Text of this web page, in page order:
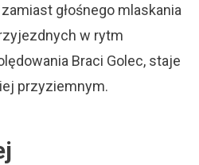
głośnego mlaskania
w rytm
Braci Golec, staje
przyziemnym.